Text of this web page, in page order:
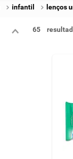
infantil lenços
65